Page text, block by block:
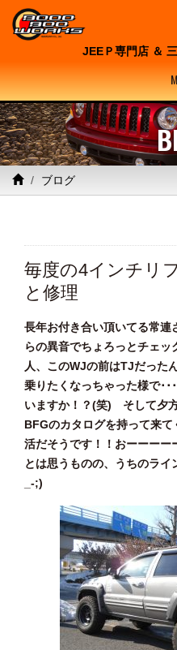
JEEＰ専門店 ＆
ブログ
毎度の4インチリ
と修理
長年お付き合い頂いてる常
らの異音でちょろっとチェッ
人、このWJの前はTJだった
乗りたくなっちゃった様で･
いますか！？(笑) そして夕
BFGのカタログを持って来
活だそうです！！おーーー
とは思うものの、うちのライ
_-;)